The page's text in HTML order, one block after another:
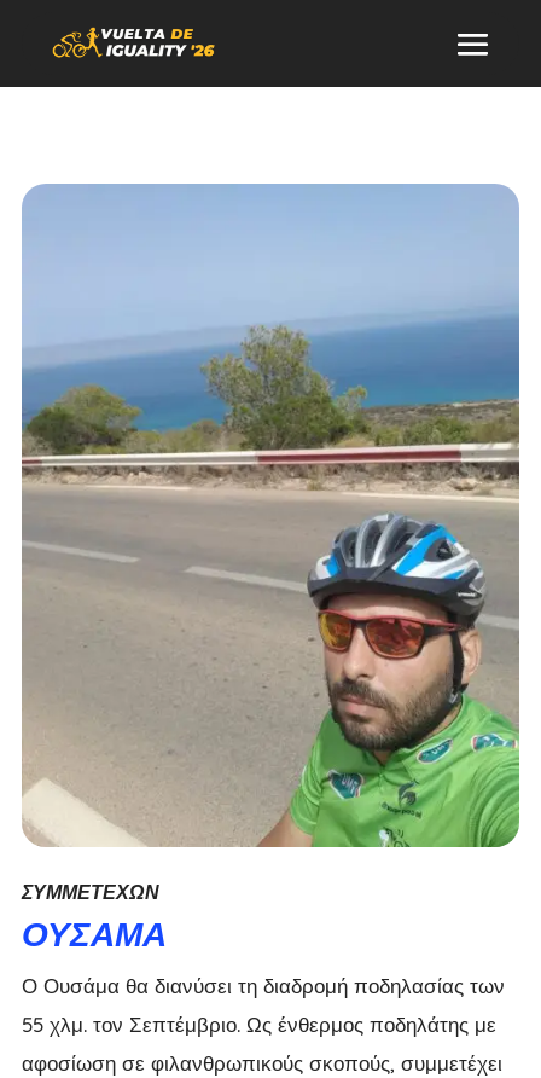
ΣΥΜΜΕΤΈΧΩΝ
ΟΥΣΆΜΑ
Ο Ουσάμα θα διανύσει τη διαδρομή ποδηλασίας των
55 χλμ. τον Σεπτέμβριο. Ως ένθερμος ποδηλάτης με
αφοσίωση σε φιλανθρωπικούς σκοπούς, συμμετέχει